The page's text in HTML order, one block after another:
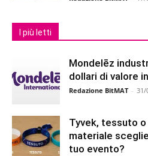
I più letti
Mondelēz
dollari di valore
Redazione BitMAT - 31/
Tyvek, tessuto
materiale
tuo evento?